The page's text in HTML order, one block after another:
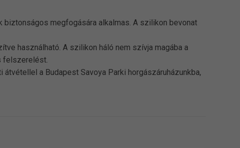
megfogására alkalmas. A szilikon bevonat
használható. A szilikon háló nem szívja magába a
felszerelést.
a Budapest Savoya Parki horgászáruházunkba,